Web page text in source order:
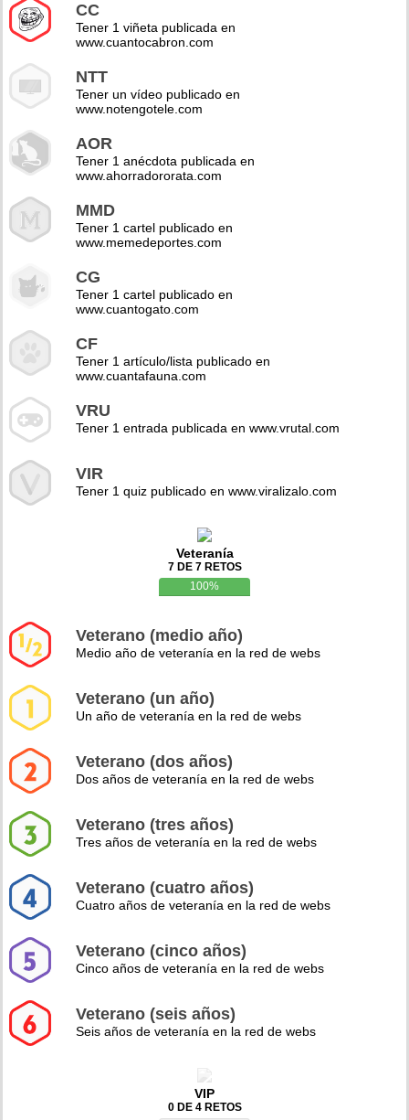
CC
Tener 1 viñeta publicada en
www.cuantocabron.com
NTT
Tener un vídeo publicado en
www.notengotele.com
AOR
Tener 1 anécdota publicada en
www.ahorradororata.com
MMD
Tener 1 cartel publicado en
www.memedeportes.com
CG
Tener 1 cartel publicado en
www.cuantogato.com
CF
Tener 1 artículo/lista publicado en
www.cuantafauna.com
VRU
Tener 1 entrada publicada en www.vrutal.com
VIR
Tener 1 quiz publicado en www.viralizalo.com
Veteranía
7 DE 7 RETOS
100%
Veterano (medio año)
Medio año de veteranía en la red de webs
Veterano (un año)
Un año de veteranía en la red de webs
Veterano (dos años)
Dos años de veteranía en la red de webs
Veterano (tres años)
Tres años de veteranía en la red de webs
Veterano (cuatro años)
Cuatro años de veteranía en la red de webs
Veterano (cinco años)
Cinco años de veteranía en la red de webs
Veterano (seis años)
Seis años de veteranía en la red de webs
VIP
0 DE 4 RETOS